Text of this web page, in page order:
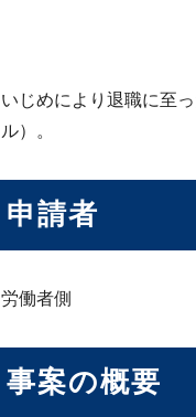
いじめにより退職に至
ル）。
申請者
労働者側
事案の概要